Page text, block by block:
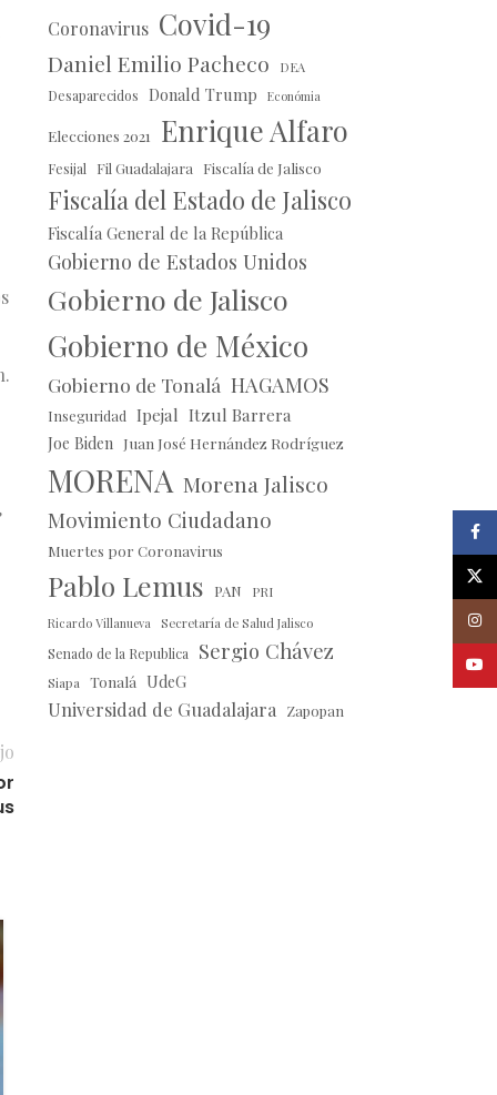
Coronavirus Covid-19
Daniel Emilio Pacheco DEA
Desaparecidos Donald Trump Económia
Elecciones 2021 Enrique Alfaro
Fesijal Fil Guadalajara Fiscalía de Jalisco
Fiscalía del Estado de Jalisco
Fiscalía General de la República
Gobierno de Estados Unidos
Gobierno de Jalisco
Gobierno de México
Gobierno de Tonalá HAGAMOS
Inseguridad Ipejal Itzul Barrera
Joe Biden Juan José Hernández Rodríguez
MORENA Morena Jalisco
Movimiento Ciudadano
Muertes por Coronavirus
Pablo Lemus PAN PRI
Ricardo Villanueva Secretaría de Salud Jalisco
Senado de la Republica Sergio Chávez
Siapa Tonalá UdeG
Universidad de Guadalajara Zapopan